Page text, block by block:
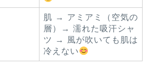
肌 → アミアミ（空気の
層）→ 濡れた吸汗シャ
ツ → 風が吹いても肌は
冷えない